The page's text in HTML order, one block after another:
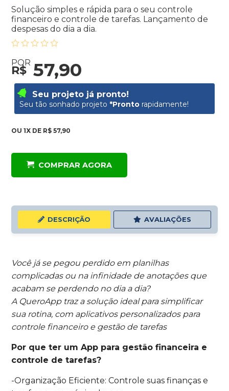
Solução simples e rápida para o seu controle
financeiro e controle de tarefas. Lançamento de
despesas do dia a dia.
POR
R$ 57,90
Seu projeto já pronto!
Seu tão sonhado projeto *Pronto rapidamente!
OU1X DE R$ 57,90
COMPRAR AGORA
DESCRIÇÃO AVALIAÇÕES
Você já se pegou perdido em planilhas
complicadas ou na infinidade de anotações que
acabam se perdendo no dia a dia?
A QueroApp traz a solução ideal para simplificar
sua rotina, com aplicativos personalizados para
controle financeiro e gestão de tarefas
Por que ter um App para gestão financeira e
controle de tarefas?
-Organização Eficiente: Controle suas finanças e